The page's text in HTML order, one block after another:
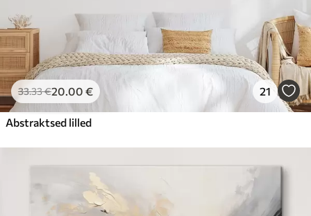
33.33€20.00 € 21
Abstraktsed lilled